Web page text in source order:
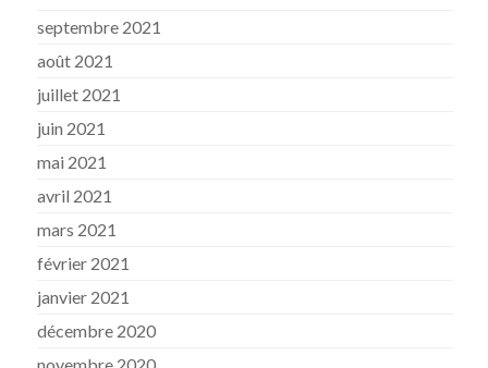
septembre 2021
août 2021
juillet 2021
juin 2021
mai 2021
avril 2021
mars 2021
février 2021
janvier 2021
décembre 2020